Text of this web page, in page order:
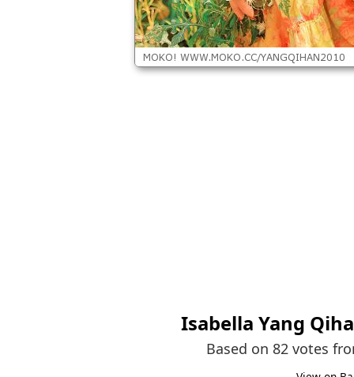
Isabella Yang
Based on 82 votes